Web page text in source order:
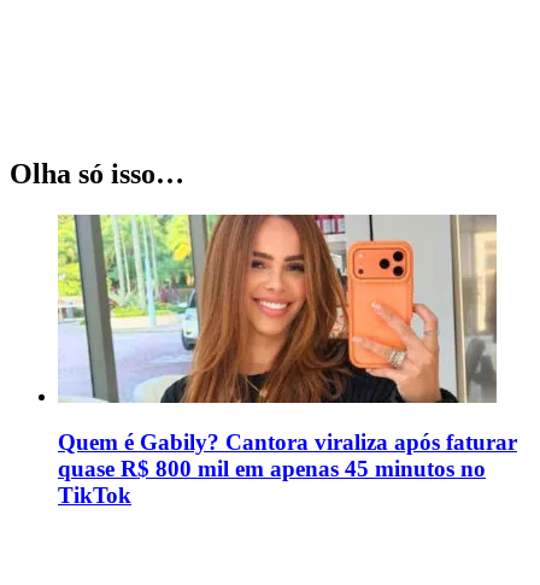
Olha só isso…
Quem é Gabily? Cantora viraliza após faturar
quase R$ 800 mil em apenas 45 minutos no
TikTok